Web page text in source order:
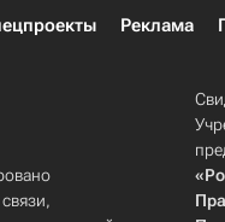
Реклама